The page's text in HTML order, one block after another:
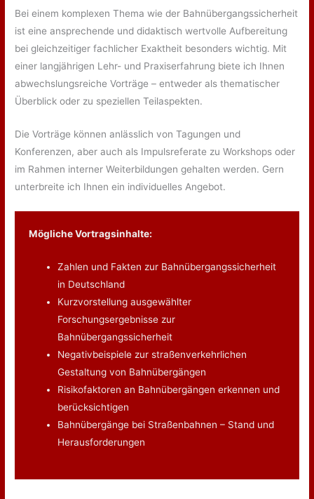
Bei einem komplexen Thema wie der Bahnübergangssicherheit
ist eine ansprechende und didaktisch wertvolle Aufbereitung
bei gleichzeitiger fachlicher Exaktheit besonders wichtig. Mit
einer langjährigen Lehr- und Praxiserfahrung biete ich Ihnen
abwechslungsreiche Vorträge – entweder als thematischer
Überblick oder zu speziellen Teilaspekten.
Die Vorträge können anlässlich von Tagungen und
Konferenzen, aber auch als Impulsreferate zu Workshops oder
im Rahmen interner Weiterbildungen gehalten werden. Gern
unterbreite ich Ihnen ein individuelles Angebot.
Mögliche Vortragsinhalte:
Zahlen und Fakten zur Bahnübergangssicherheit
in Deutschland
Kurzvorstellung ausgewählter
Forschungsergebnisse zur
Bahnübergangssicherheit
Negativbeispiele zur straßenverkehrlichen
Gestaltung von Bahnübergängen
Risikofaktoren an Bahnübergängen erkennen und
berücksichtigen
Bahnübergänge bei Straßenbahnen – Stand und
Herausforderungen